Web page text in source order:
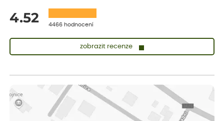
4.52 4466 hodnocení
zobrazit recenze
Vše v pořádku, jsem spokojena.
ověřený nákup dnes